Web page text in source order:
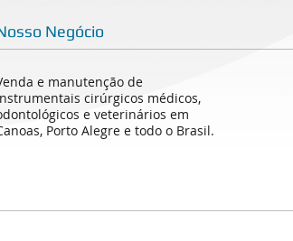
e manutenção de
cirúrgicos médicos,
e veterinários em
Porto Alegre e todo o Brasil.
Negócio